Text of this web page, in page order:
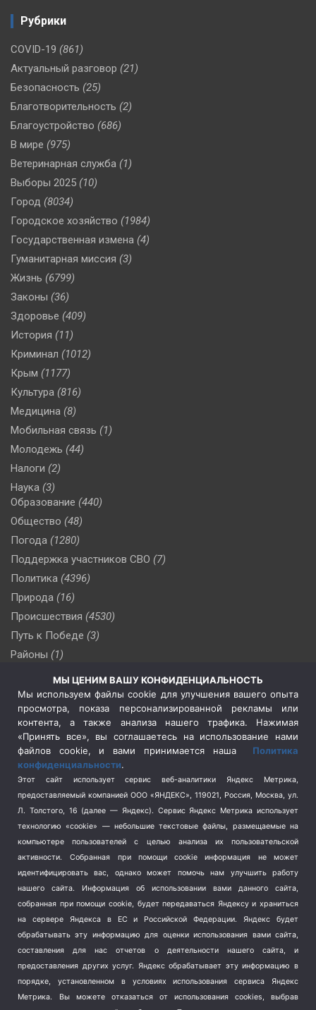
Рубрики
COVID-19 (861)
Актуальный разговор (21)
Безопасность (25)
Благотворительность (2)
Благоустройство (686)
В мире (975)
Ветеринарная служба (1)
Выборы 2025 (10)
Город (8034)
Городское хозяйство (1984)
Государственная измена (4)
Гуманитарная миссия (3)
Жизнь (6799)
Законы (36)
Здоровье (409)
История (11)
Криминал (1012)
Крым (1177)
Культура (816)
Медицина (8)
Мобильная связь (1)
Молодежь (44)
Налоги (2)
Наука (3)
Образование (440)
Общество (48)
Погода (1280)
Поддержка участников СВО (7)
Политика (4396)
Природа (16)
Происшествия (4530)
Путь к Победе (3)
Районы (1)
Сельское хозяйство (3)
Социальная политика
(3)
Спецоперация в Украине
Спецоперация на Украине
(404)
Спорт (740)
Терроризм (1)
Транспорт (262)
Туризм (178)
Флот (76)
Школа и спорт (2)
Экология (8)
Экономика (1172)
МЫ ЦЕНИМ ВАШУ КОНФИДЕНЦИАЛЬНОСТЬ
Мы используем файлы cookie для улучшения вашего опыта
просмотра, показа персонализированной рекламы или
контента, а также анализа нашего трафика. Нажимая
«Принять все», вы соглашаетесь на использование нами
файлов cookie, и вами принимается наша Политика
конфиденциальности.
Этот сайт использует сервис веб-аналитики Яндекс Метрика,
предоставляемый компанией ООО «ЯНДЕКС», 119021, Россия, Москва, ул.
Л. Толстого, 16 (далее — Яндекс). Сервис Яндекс Метрика использует
технологию «cookie» — небольшие текстовые файлы, размещаемые на
компьютере пользователей с целью анализа их пользовательской
активности.
Собранная при помощи cookie информация не может
идентифицировать вас, однако может помочь нам улучшить работу
нашего сайта. Информация об использовании вами данного сайта,
собранная при помощи cookie, будет передаваться Яндексу и храниться
на сервере Яндекса в ЕС и Российской Федерации. Яндекс будет
обрабатывать эту информацию для оценки использования вами сайта,
составления для нас отчетов о деятельности нашего сайта, и
предоставления других услуг. Яндекс обрабатывает эту информацию в
порядке, установленном в условиях использования сервиса Яндекс
Метрика.
Вы можете отказаться от использования cookies, выбрав